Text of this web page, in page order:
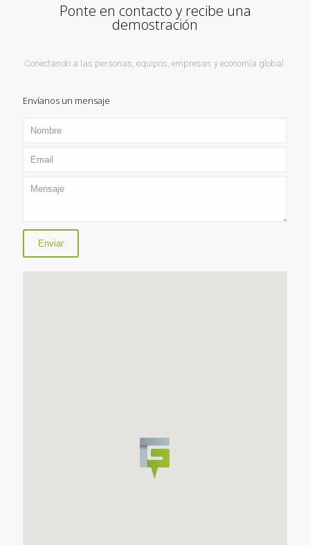
Ponte en contacto y recibe una
demostración
Conectando a las personas, equipos, empresas y economía global.
Envíanos un mensaje